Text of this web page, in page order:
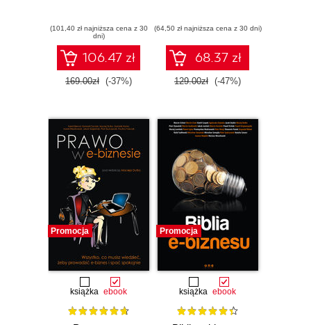
(101,40 zł najniższa cena z 30
dni)
106.47 zł
169.00zł (-37%)
(64,50 zł najniższa cena z 30 dni)
68.37 zł
129.00zł (-47%)
Promocja
książka ebook
Promocja
książka ebook